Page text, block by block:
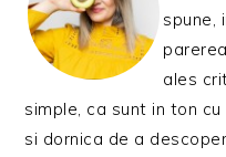
spune,
ales
simple, ca sunt in ton
si dornica de a